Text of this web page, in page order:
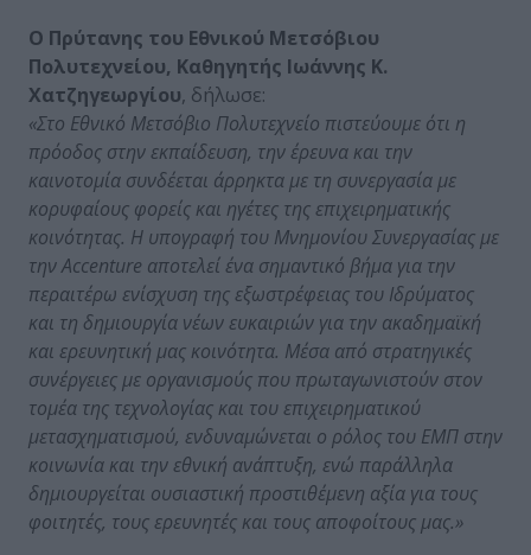
Ο Πρύτανης του Εθνικού Μετσόβιου
Πολυτεχνείου, Καθηγητής Ιωάννης Κ.
Χατζηγεωργίου, δήλωσε:
«Στο Εθνικό Μετσόβιο Πολυτεχνείο πιστεύουμε ότι η
πρόοδος στην εκπαίδευση, την έρευνα και την
καινοτομία συνδέεται άρρηκτα με τη συνεργασία με
κορυφαίους φορείς και ηγέτες της επιχειρηματικής
κοινότητας. Η υπογραφή του Μνημονίου Συνεργασίας με
την Accenture αποτελεί ένα σημαντικό βήμα για την
περαιτέρω ενίσχυση της εξωστρέφειας του Ιδρύματος
και τη δημιουργία νέων ευκαιριών για την ακαδημαϊκή
και ερευνητική μας κοινότητα. Μέσα από στρατηγικές
συνέργειες με οργανισμούς που πρωταγωνιστούν στον
τομέα της τεχνολογίας και του επιχειρηματικού
μετασχηματισμού, ενδυναμώνεται ο ρόλος του ΕΜΠ στην
κοινωνία και την εθνική ανάπτυξη, ενώ παράλληλα
δημιουργείται ουσιαστική προστιθέμενη αξία για τους
φοιτητές, τους ερευνητές και τους αποφοίτους μας.»